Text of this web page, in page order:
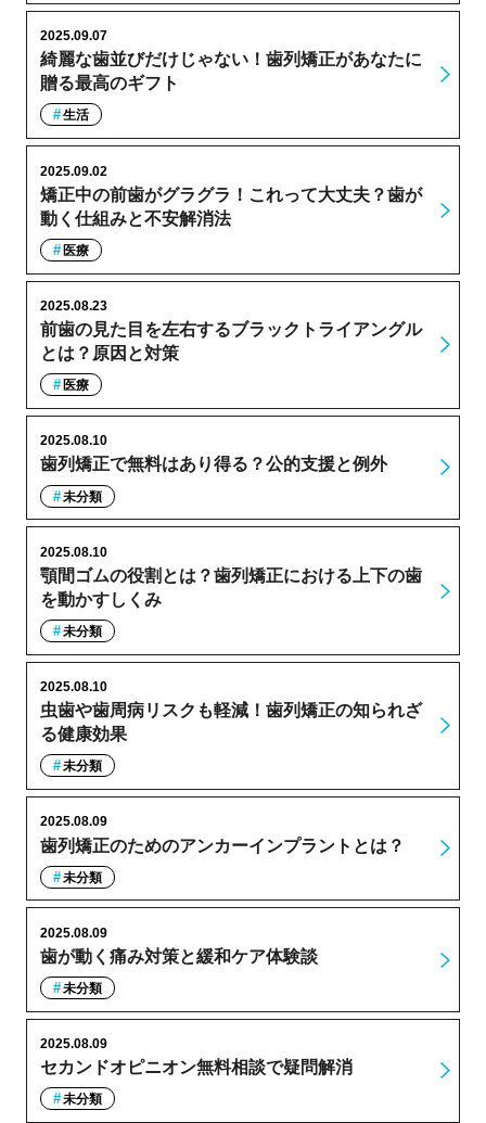
綺麗な歯並びだけじゃない！歯列矯正があなたに
贈る最高のギフト
2025.09.07
生活
矯正中の前歯がグラグラ！これって大丈夫？歯が
動く仕組みと不安解消法
2025.09.02
医療
前歯の見た目を左右するブラックトライアングル
とは？原因と対策
2025.08.23
医療
歯列矯正で無料はあり得る？公的支援と例外
2025.08.10
未分類
顎間ゴムの役割とは？歯列矯正における上下の歯
を動かすしくみ
2025.08.10
未分類
虫歯や歯周病リスクも軽減！歯列矯正の知られざ
る健康効果
2025.08.10
未分類
歯列矯正のためのアンカーインプラントとは？
2025.08.09
未分類
歯が動く痛み対策と緩和ケア体験談
2025.08.09
未分類
セカンドオピニオン無料相談で疑問解消
2025.08.09
未分類